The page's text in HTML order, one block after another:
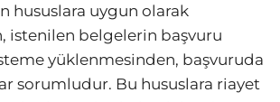
hususlara uygun olarak
istenilen belgelerin başvuru
yüklenmesinden, başvuruda
sorumludur. Bu hususlara riayet